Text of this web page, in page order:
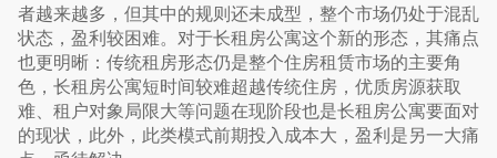
者越来越多，但其中的规则还未成型，整个市场仍处于混乱
状态，盈利较困难。对于长租房公寓这个新的形态，其痛点
也更明晰：传统租房形态仍是整个住房租赁市场的主要角
色，长租房公寓短时间较难超越传统住房，优质房源获取
难、租户对象局限大等问题在现阶段也是长租房公寓要面对
的现状，此外，此类模式前期投入成本大，盈利是另一大痛